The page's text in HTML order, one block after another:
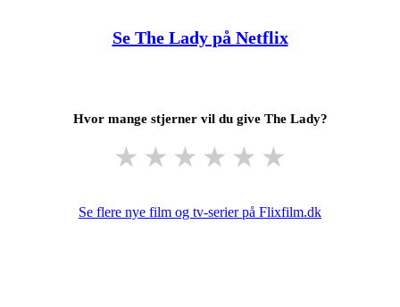
Se The Lady på Netflix
Hvor mange stjerner vil du give The Lady?
★ ★ ★ ★ ★ ★
Se flere nye film og tv-serier på Flixfilm.dk